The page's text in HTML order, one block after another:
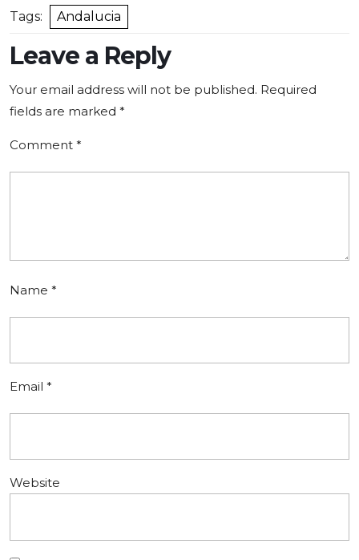
Tags: Andalucia
Leave a Reply
Your email address will not be published. Required
fields are marked *
Comment *
Name *
Email *
Website